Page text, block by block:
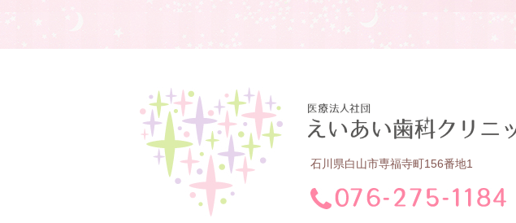
石川県白山市専福寺町156番地1